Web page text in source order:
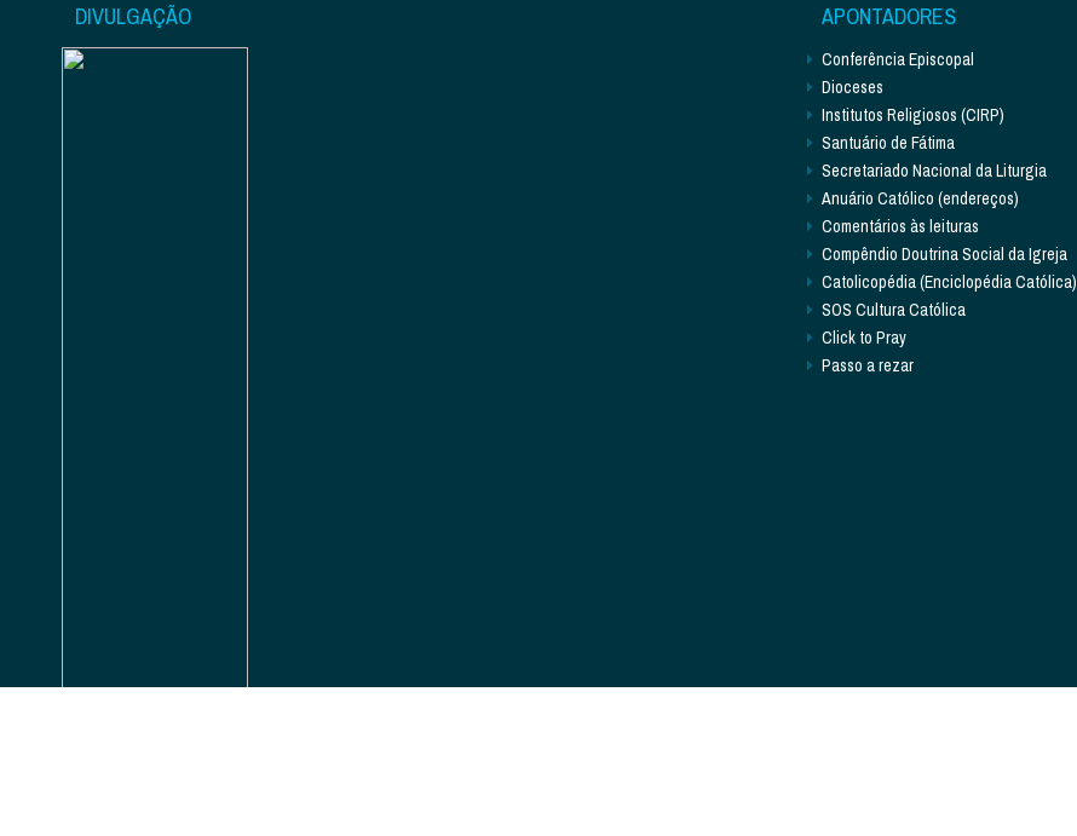
DIVULGAÇÃO APONTADORES
Conferência Episcopal
Dioceses
Institutos Religiosos (CIRP)
Santuário de Fátima
Secretariado Nacional da Liturgia
Anuário Católico (endereços)
Comentários às leituras
Compêndio Doutrina Social da Igreja
Catolicopédia (Enciclopédia Católica)
SOS Cultura Católica
Click to Pray
Passo a rezar